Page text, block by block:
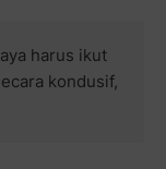
harus ikut
kondusif,